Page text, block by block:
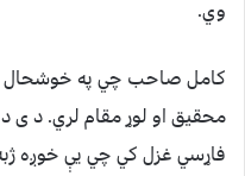
وي.
كامل صاحب چي په خوشحال
محقيق او لوړ مقام لري. د ى
فاړسي غزل كي چي يې خوږه